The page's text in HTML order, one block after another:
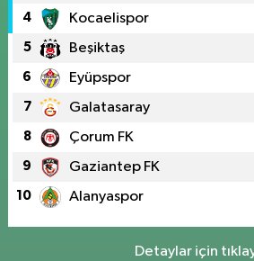
4 Kocaelispor
5 Beşiktaş
6 Eyüpspor
7 Galatasaray
8 Çorum FK
9 Gaziantep FK
10 Alanyaspor
Detaylar için